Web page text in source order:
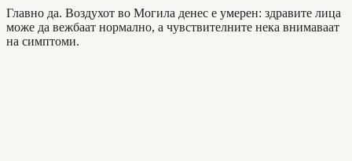
Главно да. Воздухот во Могила денес е умерен: здравите лица
може да вежбаат нормално, а чувствителните нека внимаваат
на симптоми.